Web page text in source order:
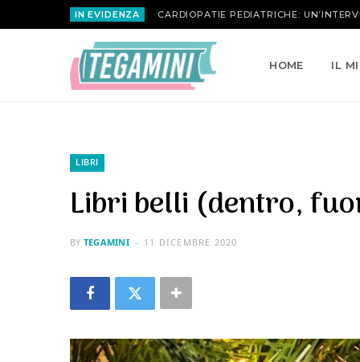
IN EVIDENZA MARIA ATTANASIO | LA ROSA INVERSA
HOME IL
LIBRI
Libri belli (dentro,
BY TEGAMINI 11 DICEMBRE 2020